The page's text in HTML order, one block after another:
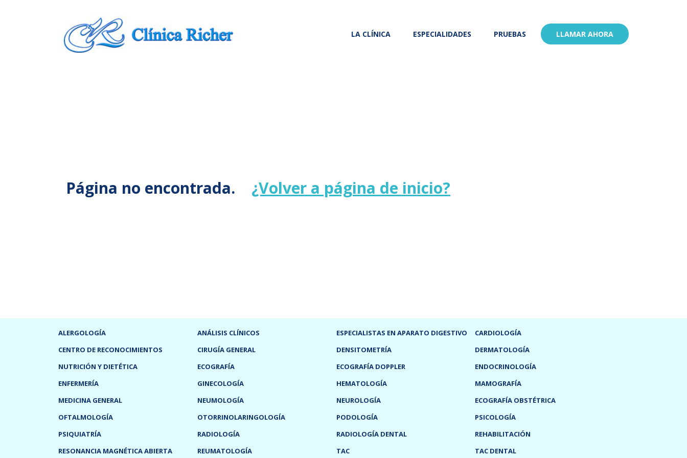
LA CLÍNICA ESPECIALIDADES PRUEBAS LLAMAR AHORA
Página no encontrada. ¿Volver a página de inicio?
ALERGOLOGÍA ANÁLISIS CLÍNICOS ESPECIALISTAS EN APARATO DIGESTIVO
CARDIOLOGÍA
CENTRO DE RECONOCIMIENTOS
CIRUGÍA GENERAL DENSITOMETRÍA
DERMATOLOGÍA
NUTRICIÓN Y DIETÉTICA
ECOGRAFÍA ECOGRAFÍA DOPPLER
ENDOCRINOLOGÍA
ENFERMERÍA
GINECOLOGÍA HEMATOLOGÍA
MAMOGRAFÍA
MEDICINA GENERAL
NEUMOLOGÍA NEUROLOGÍA
ECOGRAFÍA OBSTÉTRICA
OFTALMOLOGÍA
OTORRINOLARINGOLOGÍA PODOLOGÍA
PSICOLOGÍA
PSIQUIATRÍA
RADIOLOGÍA RADIOLOGÍA DENTAL
REHABILITACIÓN
RESONANCIA MAGNÉTICA ABIERTA
REUMATOLOGÍA TAC TAC DENTAL